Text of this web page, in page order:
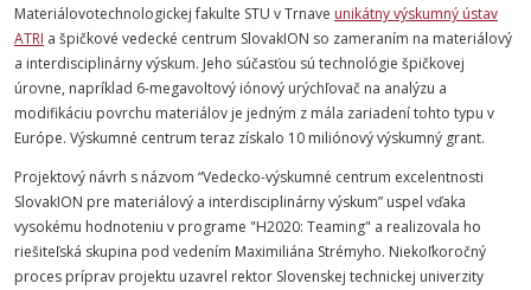
Materiálovotechnologickej fakulte STU v Trnave unikátny výskumný ústav
ATRI a špičkové vedecké centrum SlovakION so zameraním na materiálový
a interdisciplinárny výskum. Jeho súčasťou sú technológie špičkovej
úrovne, napríklad 6-megavoltový iónový urýchľovač na analýzu a
modifikáciu povrchu materiálov je jedným z mála zariadení tohto typu v
Európe. Výskumné centrum teraz získalo 10 miliónový výskumný grant.
Projektový návrh s názvom “Vedecko-výskumné centrum excelentnosti
SlovakION pre materiálový a interdisciplinárny výskum” uspel vďaka
vysokému hodnoteniu v programe "H2020: Teaming" a realizovala ho
riešiteľská skupina pod vedením Maximiliána Strémyho. Niekoľkoročný
proces príprav projektu uzavrel rektor Slovenskej technickej univerzity